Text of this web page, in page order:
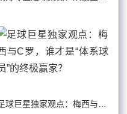
足球巨星独家观点：梅西与C罗，谁才是“体系球员”的终极赢家？